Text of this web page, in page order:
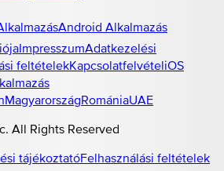
Android Alkalmazás
ImpresszumAdatkezelési
feltételekKapcsolatfelvételiOS
MagyarországRomániaUAE
All Rights Reserved
tájékoztatóFelhasználási feltételek